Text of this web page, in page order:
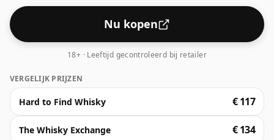
zeer consistente output. Petje af voor de goede
mensen van Highland Park!
Nu kopen
18+ · Leeftijd gecontroleerd bij retailer
VERGELIJK PRIJZEN
Hard to Find Whisky € 117
The Whisky Exchange € 134